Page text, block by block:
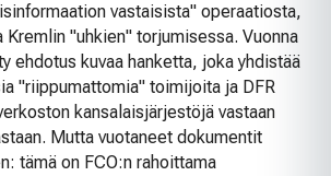
vastaisista" operaatiosta,
Kremlin "uhkien" torjumisessa. Vuonna
ehdotus kuvaa hanketta, joka yhdistää
"riippumattomia" toimijoita ja DFR
kansalaisjärjestöjä vastaan
Mutta vuotaneet dokumentit
tämä on FCO:n rahoittama